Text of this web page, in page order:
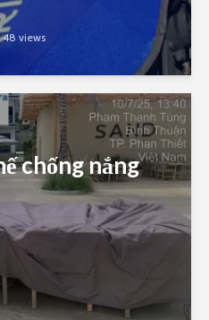
48 views
chống nắng